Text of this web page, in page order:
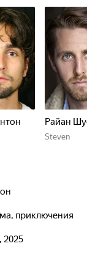
Райан
Steven
приключения
2025